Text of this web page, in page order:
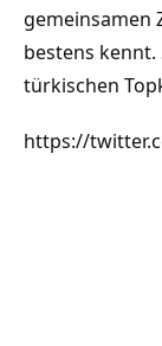
gemeinsamen
bestens kennt.
türkischen
https://